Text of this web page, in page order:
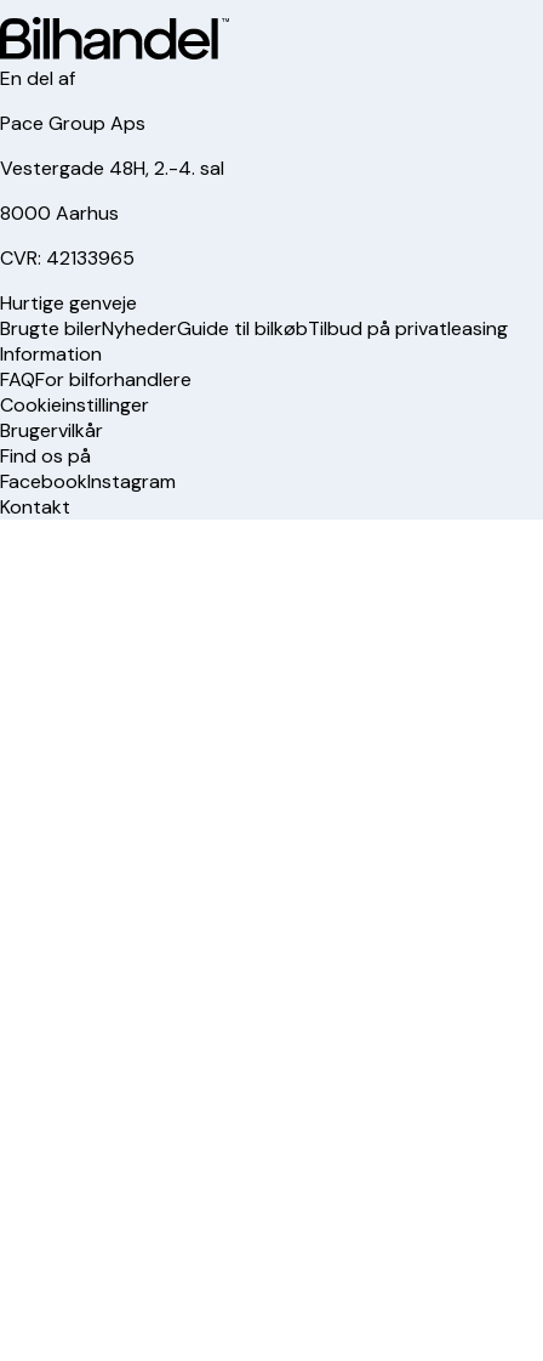
En del af
Pace Group Aps
Vestergade 48H, 2.-4. sal
8000 Aarhus
CVR: 42133965
Hurtige genveje
Brugte bilerNyhederGuide til bilkøbTilbud på privatleasing
Information
FAQFor bilforhandlere
Cookieinstillinger
Brugervilkår
Find os på
FacebookInstagram
Kontakt